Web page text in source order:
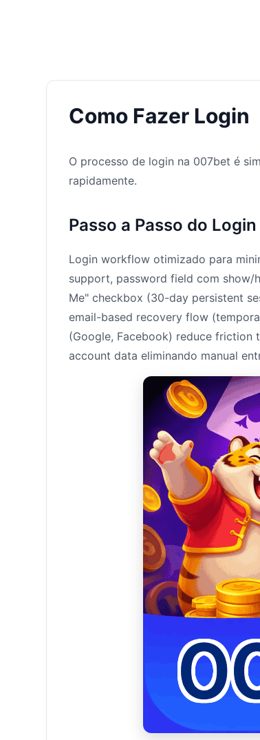
Como Fazer Login
O processo de login na 007bet é
rapidamente.
Passo a Passo do Login
Login workflow otimizado para
support, password field com show/
Me" checkbox (30-day persistent
email-based recovery flow
(Google, Facebook) reduce friction
account data eliminando manual